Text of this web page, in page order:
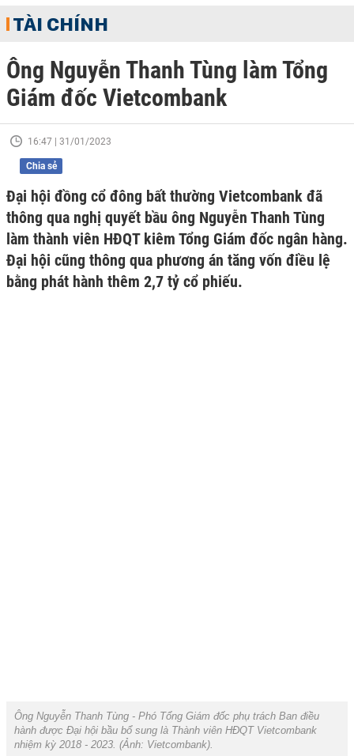
TÀI CHÍNH
Ông Nguyễn Thanh Tùng làm Tổng
Giám đốc Vietcombank
16:47 | 31/01/2023
Chia sẻ
Đại hội đồng cổ đông bất thường Vietcombank đã
thông qua nghị quyết bầu ông Nguyễn Thanh Tùng
làm thành viên HĐQT kiêm Tổng Giám đốc ngân hàng.
Đại hội cũng thông qua phương án tăng vốn điều lệ
bằng phát hành thêm 2,7 tỷ cổ phiếu.
Ông Nguyễn Thanh Tùng - Phó Tổng Giám đốc phụ trách Ban điều
hành được Đại hội bầu bổ sung là Thành viên HĐQT Vietcombank
nhiệm kỳ 2018 - 2023. (Ảnh: Vietcombank).